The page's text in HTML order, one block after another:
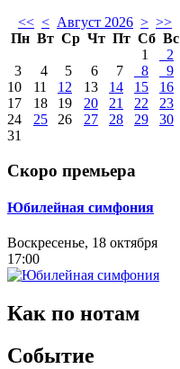
<< < Август 2026 > >>
Пн Вт Ср Чт Пт Сб Вс
1
2
3
4 5 6 7 8
9
10
11 12 13 14 15
16
17
18 19 20 21 22
23
24
25 26 27 28 29
30
31
Скоро премьера
Юбилейная симфония
Воскресенье, 18 октября
17:00
Как по нотам
Событие